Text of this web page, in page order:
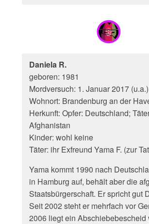
Daniela R.
geboren: 1981
Mordversuch: 1. Januar 2017 (u.a.)
Wohnort: Brandenburg an der
Herkunft: Opfer: Deutschland;
Afghanistan
Kinder: wohl keine
Täter: ihr Exfreund Yama F. (zur
Yama kommt 1990 nach
in Hamburg auf, behält aber die
Staatsbürgerschaft. Er spricht gut
Seit 2002 steht er mehrfach vor
2006 liegt ein Abschiebebescheid